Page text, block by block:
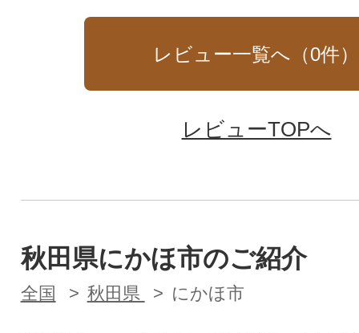
レビュー一覧へ（0件）
レビューTOPへ
秋田県にかほ市のご紹介
全国 秋田県 にかほ市